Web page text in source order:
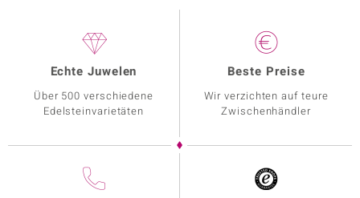
Echte Juwelen
Über 500 verschiedene
Edelsteinvarietäten
Beste Preise
Wir verzichten auf teure
Zwischenhändler